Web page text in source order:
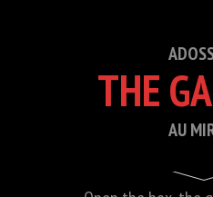
THE
AU